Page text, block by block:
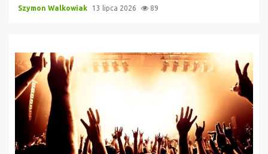
Szymon Walkowiak 13 lipca 2026 89